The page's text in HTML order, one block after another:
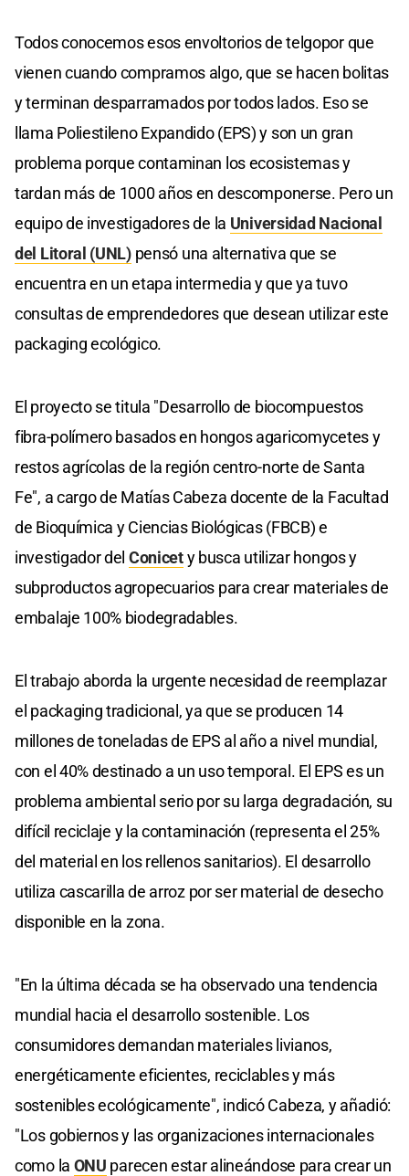
Todos conocemos esos envoltorios de telgopor que
vienen cuando compramos algo, que se hacen bolitas
y terminan desparramados por todos lados. Eso se
llama Poliestileno Expandido (EPS) y son un gran
problema porque contaminan los ecosistemas y
tardan más de 1000 años en descomponerse. Pero un
equipo de investigadores de la Universidad Nacional
del Litoral (UNL)pensó una alternativa que se
encuentra en un etapa intermedia y que ya tuvo
consultas de emprendedores que desean utilizar este
packaging ecológico.
El proyecto se titula "Desarrollo de biocompuestos
fibra-polímero basados en hongos agaricomycetes y
restos agrícolas de la región centro-norte de Santa
Fe", a cargo de Matías Cabeza docente de la Facultad
de Bioquímica y Ciencias Biológicas (FBCB) e
investigador del Conicety busca utilizar hongos y
subproductos agropecuarios para crear materiales de
embalaje 100% biodegradables.
El trabajo aborda la urgente necesidad de reemplazar
el packaging tradicional, ya que se producen 14
millones de toneladas de EPS al año a nivel mundial,
con el 40% destinado a un uso temporal. El EPS es un
problema ambiental serio por su larga degradación, su
difícil reciclaje y la contaminación (representa el 25%
del material en los rellenos sanitarios). El desarrollo
utiliza cascarilla de arroz por ser material de desecho
disponible en la zona.
"En la última década se ha observado una tendencia
mundial hacia el desarrollo sostenible. Los
consumidores demandan materiales livianos,
energéticamente eficientes, reciclables y más
sostenibles ecológicamente", indicó Cabeza, y añadió:
"Los gobiernos y las organizaciones internacionales
como la ONU parecen estar alineándose para crear un